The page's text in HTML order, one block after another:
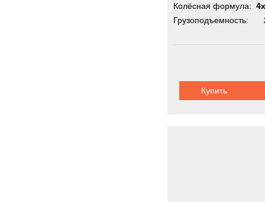
Колёсная формула:
Грузоподъемность:
Купить